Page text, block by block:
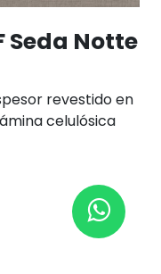
Seda Notte
revestido en
celulósica